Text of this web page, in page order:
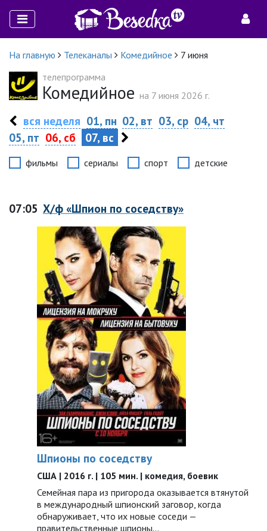
На главную Телеканалы Комедийное
7 июня
телепрограмма
Комедийное на 7 июня 2026 г.
вся неделя 01, пн 02, вт 03, ср 04, чт
05, пт 06, сб 07, вс
фильмы сериалы спорт детские
07:05 Х/ф «Шпион по соседству»
Шпионы по соседству
США | 2016 г. | 105 мин. | комедия, боевик
Семейная пара из пригорода оказывается втянутой
в международный шпионский заговор, когда
обнаруживает, что их новые соседи —
правительственные шпионы…